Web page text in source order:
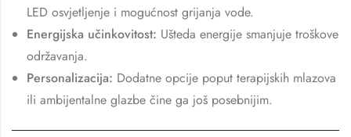
LED osvjetljenje i mogućnost grijanja vode.
Energijska učinkovitost: Ušteda energije smanjuje troškove
održavanja.
Personalizacija: Dodatne opcije poput terapijskih mlazova
ili ambijentalne glazbe čine ga još posebnijim.